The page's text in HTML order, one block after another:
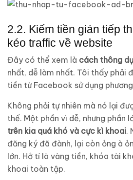
2.2. Kiếm tiền gián tiếp
kéo traffic về website
Đây có thể xem là cách thông
nhất, dễ làm nhất. Tôi thấy phải
tiền từ Facebook sử dụng
Không phải tự nhiên mà nó lại
thế. Một phần vì dễ, nhưng phần
trên kia quá khó và cực kì khoai.
đăng ký đã đành, lại còn ỏng à
lớn. Hở tí là vàng tiền, khóa tài
khoai toàn tập.